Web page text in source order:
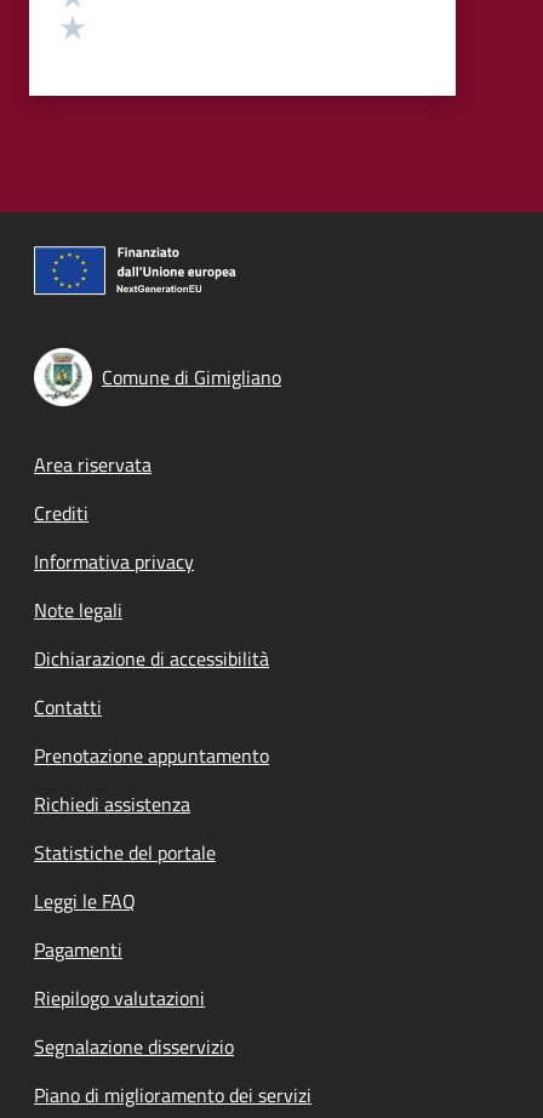
Comune di Gimigliano
Footer menu
Area riservata
Crediti
Informativa privacy
Note legali
Dichiarazione di accessibilità
Contatti
Prenotazione appuntamento
Richiedi assistenza
Statistiche del portale
Leggi le FAQ
Pagamenti
Riepilogo valutazioni
Segnalazione disservizio
Piano di miglioramento dei servizi